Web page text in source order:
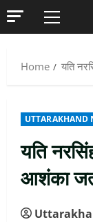
Primary
Home यति
UTTARAKHAND
यति
आशंका